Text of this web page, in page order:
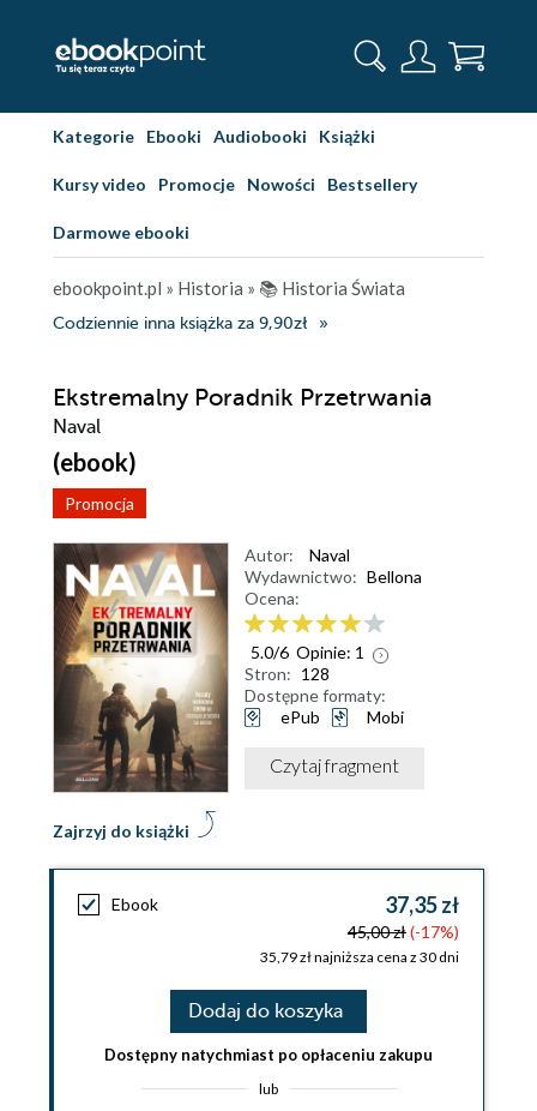
Kategorie Ebooki Audiobooki Książki
Kursy video Promocje Nowości Bestsellery
Darmowe ebooki
ebookpoint.pl » Historia » 📚 Historia Świata
Codziennie inna książka za 9,90zł
Ekstremalny Poradnik Przetrwania
Naval
(ebook)
Promocja
Zajrzyj do książki
Autor:
Naval
Wydawnictwo: Bellona
Ocena:
5.0/6 Opinie: 1
Stron: 128
Dostępne formaty:
ePub
Mobi
Czytaj fragment
Ebook 37,35 zł
45,00 zł(-17%)
35,79 zł najniższa cena z 30 dni
Dodaj do koszyka
Dostępny natychmiast po opłaceniu zakupu
lub